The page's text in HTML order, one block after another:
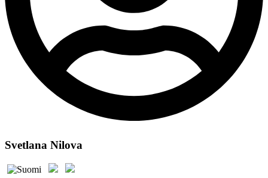
Svetlana Nilova